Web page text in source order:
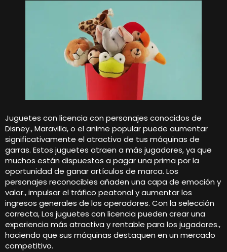
Juguetes con licencia con personajes conocidos de
Disney., Maravilla, o el anime popular puede aumentar
significativamente el atractivo de tus máquinas de
garras. Estos juguetes atraen a más jugadores, ya que
muchos están dispuestos a pagar una prima por la
oportunidad de ganar artículos de marca. Los
personajes reconocibles añaden una capa de emoción y
valor., impulsar el tráfico peatonal y aumentar los
ingresos generales de los operadores. Con la selección
correcta, Los juguetes con licencia pueden crear una
experiencia más atractiva y rentable para los jugadores.,
haciendo que sus máquinas destaquen en un mercado
competitivo.